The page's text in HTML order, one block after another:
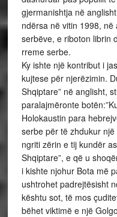
gjermanishtja në
ndërsa në vitin 1998,
serbëve, e riboton librin
rreme serbe.
Ky ishte një kontribut i
kujtese për njerëzimin.
Shqiptare” në anglisht,
paralajmëronte
Holokaustin para
serbe për të zhdukur
ngriti zërin e tij kundër
Shqiptare”, e që u
i kishte njohur Bota më
ushtrohet padrejtësisht
kështu sot, të mos
bëhet viktimë e një